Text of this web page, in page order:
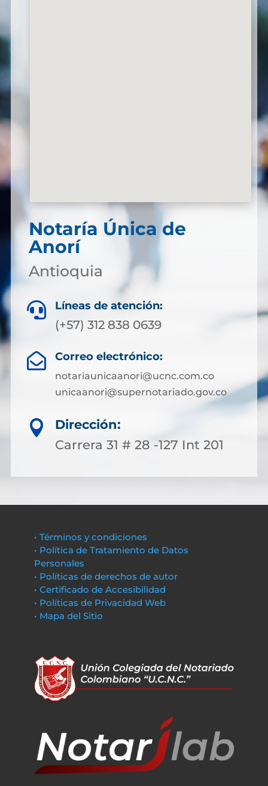
Notaría Única de
Anorí
Antioquia
 Líneas de atención:
(+57) 312 838 0639
 Correo electrónico:
notariaunicaanori@ucnc.com.co
unicaanori@supernotariado.gov.co

Dirección:
Carrera 31 # 28 -127 Int 201
• Términos y condiciones
• Política de Tratamiento de Datos
Personales
• Políticas de derechos de autor
• Certificado de Accesibilidad
• Políticas de Privacidad Web
• Mapa del Sitio